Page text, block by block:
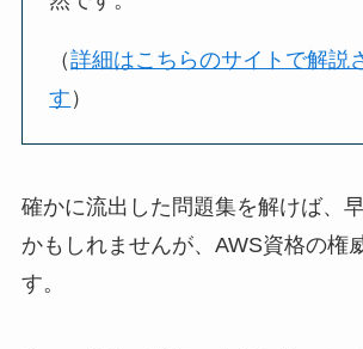
（詳細はこちらのサイトで解説
す ）
確かに流出した問題集を解けば、
かもしれませんが、AWS資格の権
す。